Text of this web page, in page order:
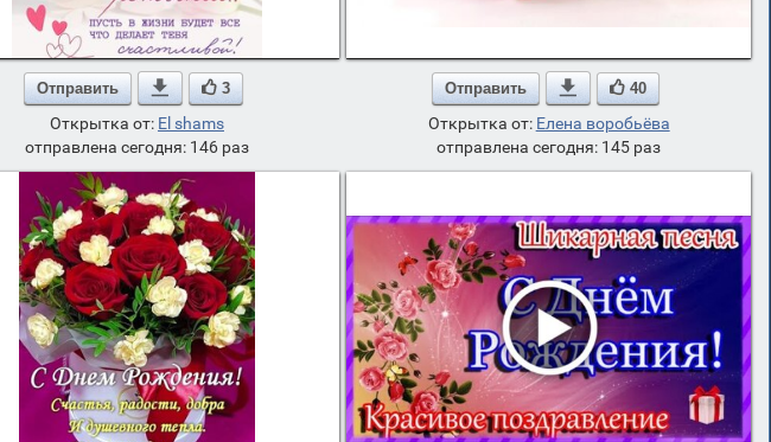
Отправить  3
Открытка от: El shams
отправлена сегодня: 146 раз
Отправить  40
Открытка от: Елена воробьёва
отправлена сегодня: 145 раз